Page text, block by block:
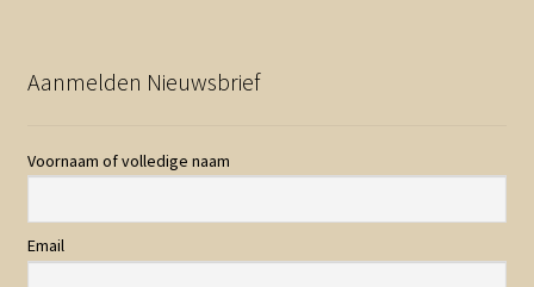
Aanmelden Nieuwsbrief
Voornaam of volledige naam
Email